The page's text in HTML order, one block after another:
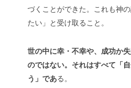
づくことができた。これも神
たい」と受け取ること。
世の中に幸・不幸や、成功か
のではない。それはすべて「
う」である。